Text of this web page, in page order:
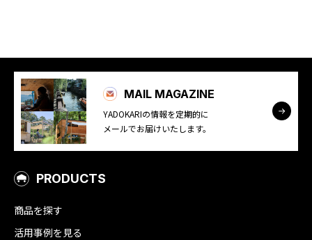
MAIL MAGAZINE
YADOKARIの情報を定期的に
メールでお届けいたします。
PRODUCTS
商品を探す
活用事例を見る